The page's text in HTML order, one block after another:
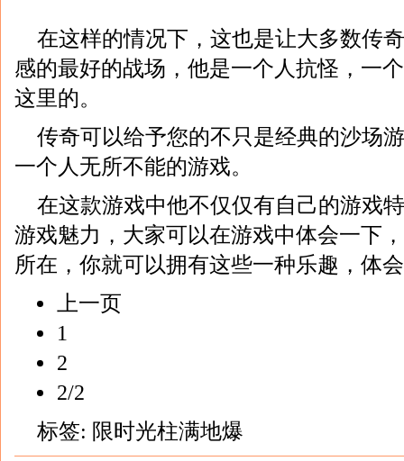
在这样的情况下，这也是让大多数传
感的最好的战场，他是一个人抗怪，一
这里的。
传奇可以给予您的不只是经典的沙场
一个人无所不能的游戏。
在这款游戏中他不仅仅有自己的游戏
游戏魅力，大家可以在游戏中体会一下
所在，你就可以拥有这些一种乐趣，体
上一页
1
2
2/2
标签: 限时光柱满地爆